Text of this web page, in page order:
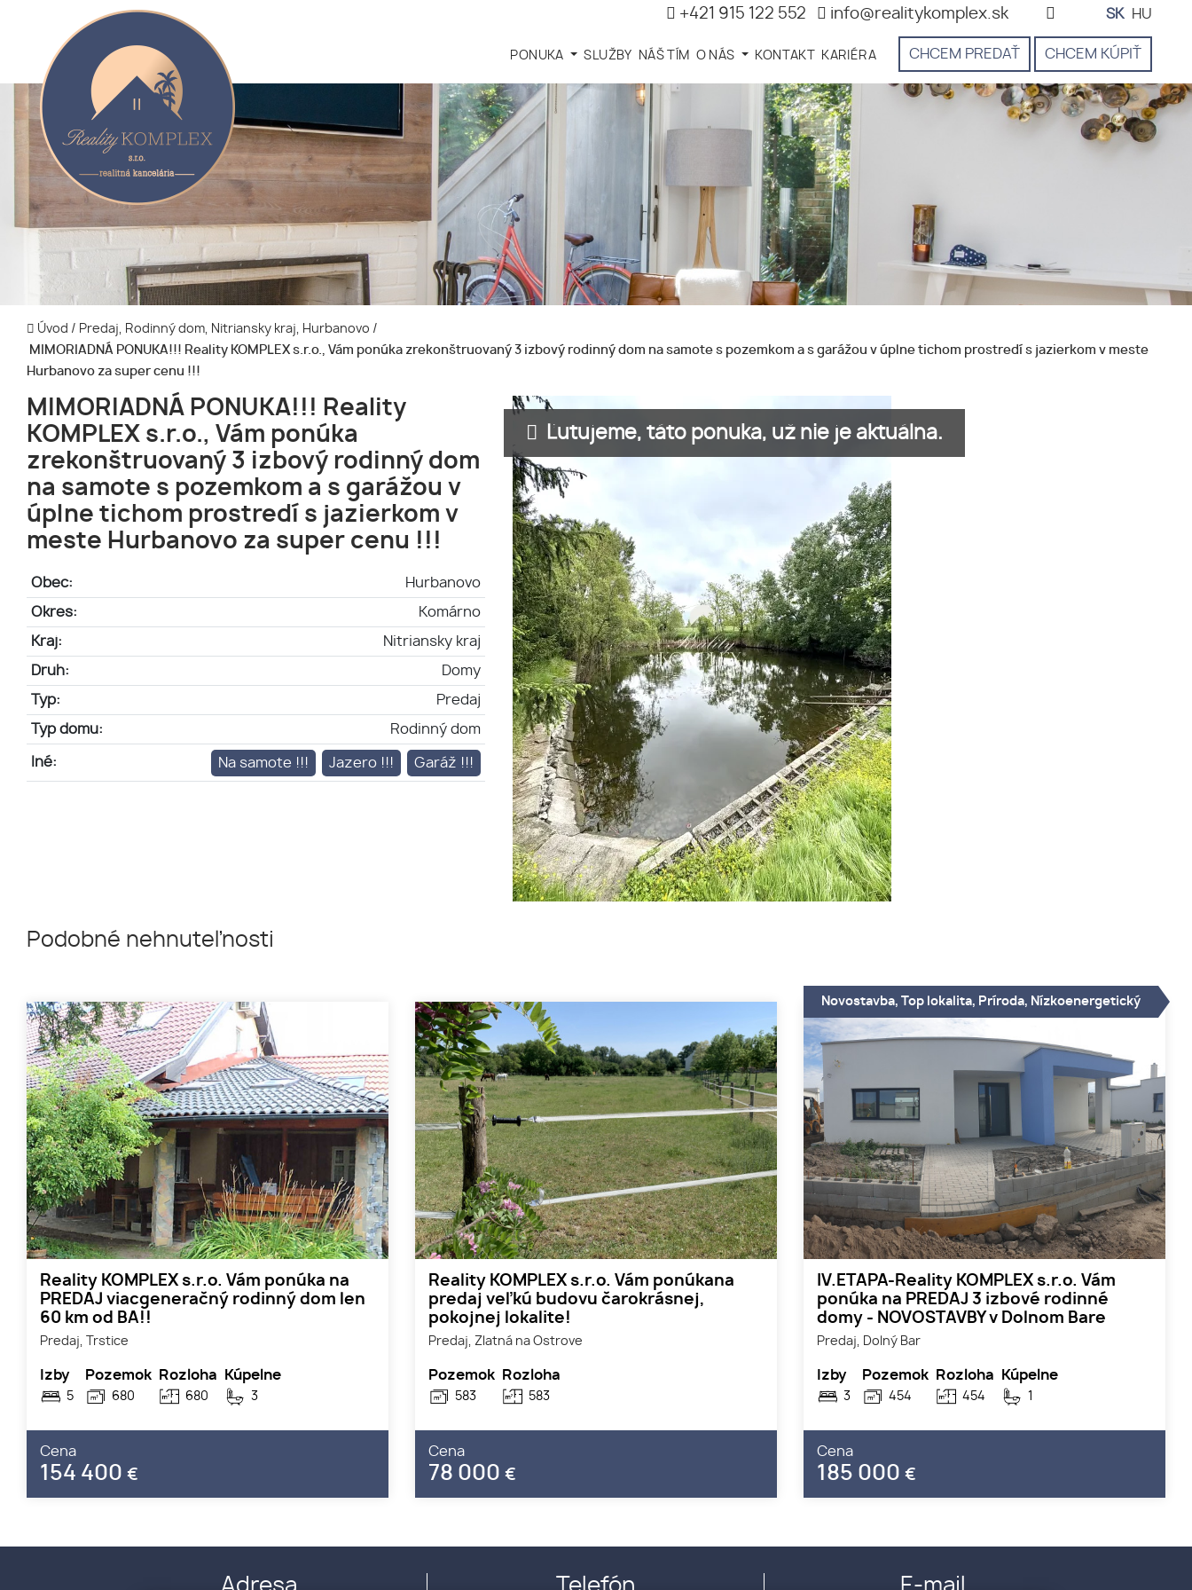
+421 915 122 552 info@realitykomplex.sk SK HU
CHCEM PREDAŤ CHCEM KÚPIŤ
PONUKA SLUŽBY NÁŠ TÍM O NÁS KONTAKT KARIÉRA
Úvod / Predaj, Rodinný dom, Nitriansky kraj, Hurbanovo /
MIMORIADNÁ PONUKA!!! Reality KOMPLEX s.r.o., Vám ponúka zrekonštruovaný 3 izbový rodinný dom na samote s pozemkom a s garážou v úplne tichom prostredí s jazierkom v meste
Hurbanovo za super cenu !!!
MIMORIADNÁ PONUKA!!! Reality
KOMPLEX s.r.o., Vám ponúka
zrekonštruovaný 3 izbový rodinný dom
na samote s pozemkom a s garážou v
úplne tichom prostredí s jazierkom v
meste Hurbanovo za super cenu !!!
Obec: Hurbanovo
Okres: Komárno
Kraj: Nitriansky kraj
Druh: Domy
Typ: Predaj
Typ domu: Rodinný dom
Iné: Na samote !!! Jazero !!! Garáž !!!
Ľutujeme, táto ponuka, už nie je aktuálna.
Podobné nehnuteľnosti
Reality KOMPLEX s.r.o. Vám ponúka na
PREDAJ viacgeneračný rodinný dom len
60 km od BA!!
Predaj, Trstice
Izby
5
Pozemok
680
Rozloha
680
Kúpelne
3
Cena
154 400 €
Reality KOMPLEX s.r.o. Vám ponúkana
predaj veľkú budovu čarokrásnej,
pokojnej lokalite!
Predaj, Zlatná na Ostrove
Pozemok
583
Rozloha
583
Cena
78 000 €
IV.ETAPA-Reality KOMPLEX s.r.o. Vám
ponúka na PREDAJ 3 izbové rodinné
domy - NOVOSTAVBY v Dolnom Bare
Predaj, Dolný Bar
Izby
3
Pozemok
454
Rozloha
454
Kúpelne
1
Cena
185 000 €
Novostavba, Top lokalita, Príroda, Nízkoenergetický